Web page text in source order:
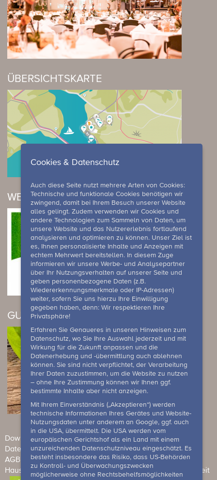
ÜBERSICHTSKARTE
WELLNESS ANGEBOTE
GUTSCHEIN
Downloads Newsletter
Impressum
Datenschutzerklärung
Meldesystem
AGB (Individualgäste)
AGB (Veranstaltungen & Events)
Hausordnung
Gewinnspielbedingungen Barrierefreiheit
Cookies & Datenschutz
Auch diese Seite nutzt mehrere Arten von Cookies:
Technische und funktionale Cookies benötigen wir
zwingend, damit bei Ihrem Besuch unserer Website
alles gelingt. Zudem verwenden wir Cookies und
andere Technologien zum Sammeln von Daten, um
unsere Website und das Nutzererlebnis fortlaufend
analysieren und optimieren zu können. Unser Ziel ist
es, Ihnen personalisierte Inhalte und Anzeigen mit
echtem Mehrwert bereitstellen. In diesem Zuge
informieren wir unsere Werbe- und Analysepartner
über Ihr Nutzungsverhalten auf unserer Seite und
geben personenbezogene Daten (z.B.
Wiedererkennungsmerkmale oder IP-Adressen)
weiter, sofern Sie uns hierzu Ihre Einwilligung
gegeben haben, denn: Wir respektieren Ihre
Privatsphäre!
Erfahren Sie Genaueres in unseren Hinweisen zum
Datenschutz, wo Sie Ihre Auswahl jederzeit und mit
Wirkung für die Zukunft anpassen und die
Datenerhebung und -übermittlung auch ablehnen
können. Sie sind nicht verpflichtet, der Verarbeitung
Ihrer Daten zuzustimmen, um die Website zu nutzen
– ohne Ihre Zustimmung können wir Ihnen ggf.
bestimmte Inhalte aber nicht anzeigen.
Mit Ihrem Einverständnis („Akzeptieren“) werden
technische Informationen Ihres Gerätes und Website-
Nutzungsdaten unter anderem an Google, ggf. auch
in die USA, übermittelt. Die USA werden vom
europäischen Gerichtshof als ein Land mit einem
unzureichenden Datenschutzniveau eingeschätzt. Es
besteht insbesondere das Risiko, dass US-Behörden
zu Kontroll- und Überwachungszwecken
möglicherweise ohne Rechtsbehelfsmöglichkeiten